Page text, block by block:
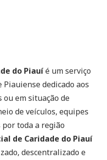
do Piauíé um serviço
dedicado aos
ou em situação de
de veículos, equipes
toda a região
de Caridade do Piauí
descentralizado e